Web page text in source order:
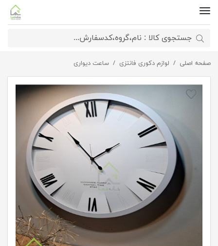
صفحه اصلی لوازم دکوری فانتزی ساعت دیواریساعت دیواری گرد اعداد برجسته لومینوس